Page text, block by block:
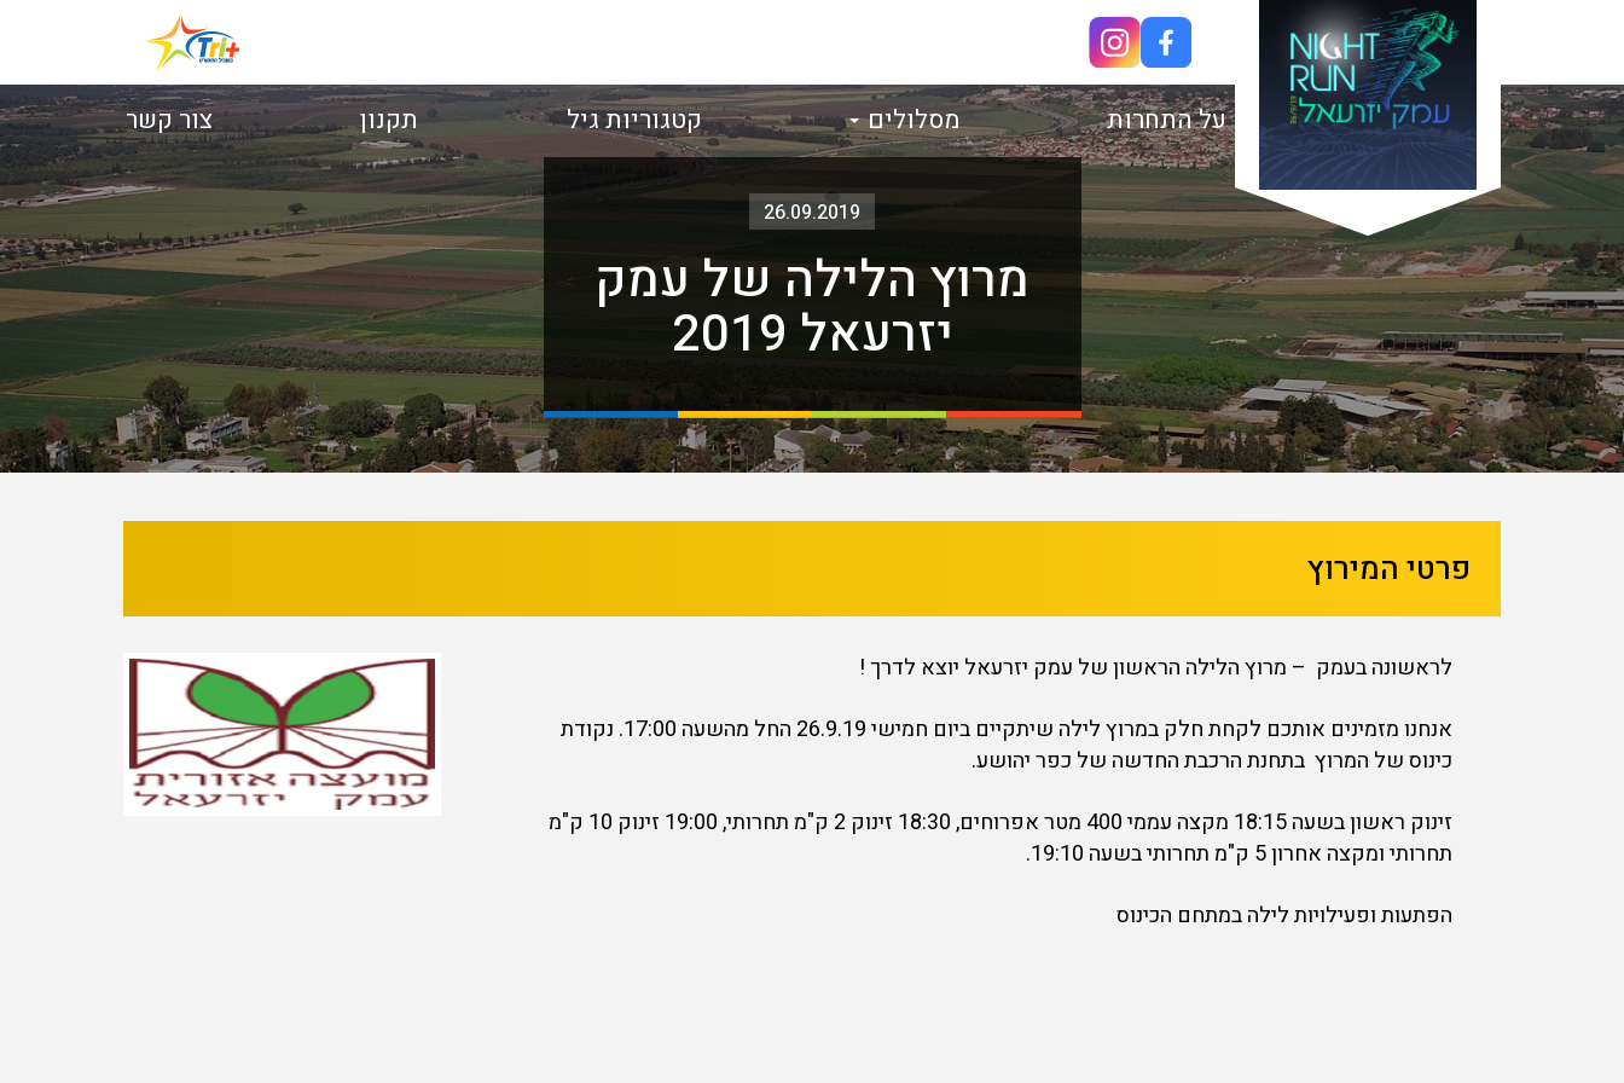
על התחרות מסלולים קטגוריות גיל תקנון צור קשר
26.09.2019
מרוץ הלילה של עמק
יזרעאל 2019
פרטי המירוץ
לראשונה בעמק – מרוץ הלילה הראשון של עמק יזרעאל יוצא לדרך !
אנחנו מזמינים אותכם לקחת חלק במרוץ לילה שיתקיים ביום חמישי 26.9.19 החל מהשעה 17:00. נקודת
כינוס של המרוץ בתחנת הרכבת החדשה של כפר יהושע.
זינוק ראשון בשעה 18:15 מקצה עממי 400 מטר אפרוחים, 18:30 זינוק 2 ק"מ תחרותי, 19:00 זינוק 10 ק"מ
תחרותי ומקצה אחרון 5 ק"מ תחרותי בשעה 19:10.
הפתעות ופעילויות לילה במתחם הכינוס